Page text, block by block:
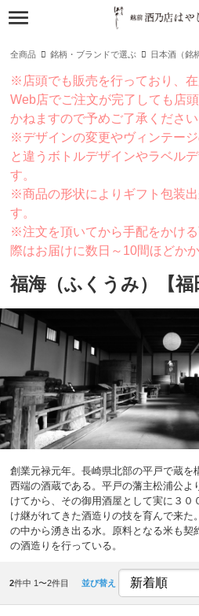
全商品 銘柄・ブランドで選ぶ 日本酒（銘
※店頭でも販売を行っており、在
Web店でご注文が完了しても店
かねますので予めご了承ください
※デザインの変更やヴィンテー
と違うボトルデザインやラベル
す。
※商品の形状によりギフト包装
す。
※注文を頂いてから手配をかけ
際はお届けに数日～10間ほどか
福海（ふくうみ）【福
創業元禄元年。長崎県北部の平戸で蔵を
西端の酒蔵である。平戸の藩主松浦公よ
けてから、その御用酒屋として実に３０
け継がれてきた酒造りの技を育んで来た
の中から湧き出る水。原料となる米も契
の酒造りを行っている。
2件中 1〜2件目 並び替え